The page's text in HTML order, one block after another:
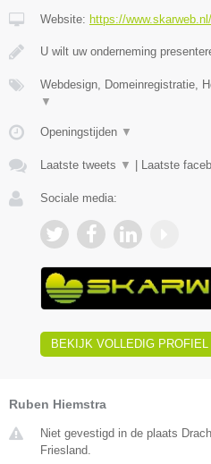
Website: https://www.skarweb.nl/
U wilt uw onderneming
Webdesign, Domeinregistratie,
▼
Openingstijden ▼
Laatste tweets ▼ Laatste
Sociale media:
BEKIJK VOLLEDIG PROFIEL
Ruben Hiemstra
Niet gevestigd in de plaats
Friesland.